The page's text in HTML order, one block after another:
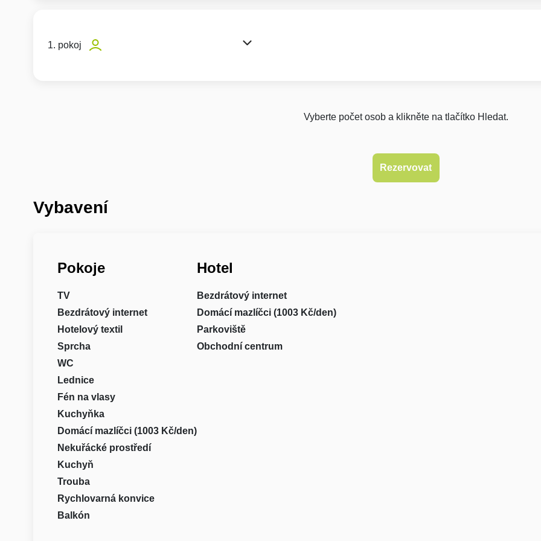
1. pokoj
Vyberte počet osob a klikněte na tlačítko Hledat.
Vybavení
Pokoje
TV
Bezdrátový internet
Hotelový textil
Sprcha
WC
Lednice
Fén na vlasy
Kuchyňka
Domácí mazlíčci (1003 Kč/den)
Nekuřácké prostředí
Kuchyň
Trouba
Rychlovarná konvice
Balkón
Hotel
Bezdrátový internet
Domácí mazlíčci (1003 Kč/den)
Parkoviště
Obchodní centrum